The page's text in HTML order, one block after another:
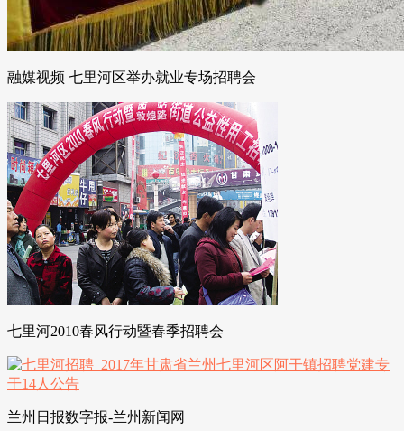
融媒视频 七里河区举办就业专场招聘会
七里河2010春风行动暨春季招聘会
兰州日报数字报-兰州新闻网